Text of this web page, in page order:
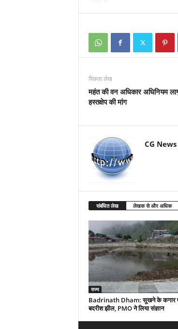
पिछला लेख
महंत की वन अधिकार अधिनियम
हस्तक्षेप की मांग
CG News
संबंधित लेख लेखक से और अधिक
राज्य
Badrinath Dham: सूखने के कगार
बदरीश झील, PMO ने लिया संज्ञान